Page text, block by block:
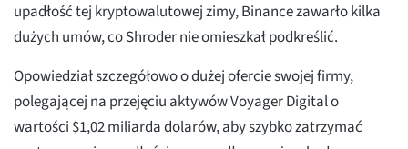
upadłość tej kryptowalutowej zimy, Binance zawarło kilka
dużych umów, co Shroder nie omieszkał podkreślić.
Opowiedział szczegółowo o dużej ofercie swojej firmy,
polegającej na przejęciu aktywów Voyager Digital o
wartości $1,02 miliarda dolarów, aby szybko zatrzymać